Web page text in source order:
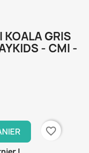
KOALA GRIS
- CMI -
favorite_border